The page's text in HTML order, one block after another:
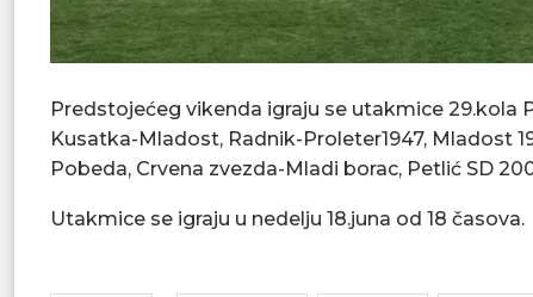
Predstojećeg vikenda igraju se utakmice 29.kola
Kusatka-Mladost, Radnik-Proleter1947, Mladost
Pobeda, Crvena zvezda-Mladi borac, Petlić SD
Utakmice se igraju u nedelju 18.juna od 18 časova.